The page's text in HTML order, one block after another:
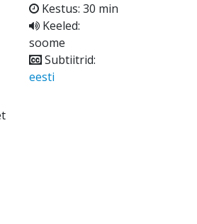
Kestus: 30 min
Keeled:
soome
Subtiitrid:
eesti